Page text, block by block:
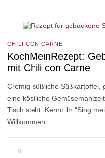
CHILI CON CARNE
KochMeinRezept:
mit Chili con Carne
Cremig-süßliche Süßkartoffel,
eine köstliche
Tisch steht. Kennt ihr “Sing
Willkommen…